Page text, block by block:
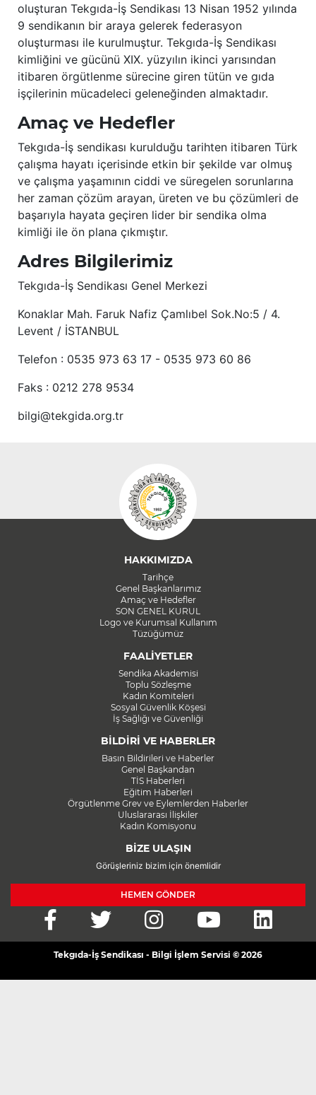
oluşturan Tekgıda-İş Sendikası 13 Nisan 1952 yılında
9 sendikanın bir araya gelerek federasyon
oluşturması ile kurulmuştur. Tekgıda-İş Sendikası
kimliğini ve gücünü XIX. yüzyılın ikinci yarısından
itibaren örgütlenme sürecine giren tütün ve gıda
işçilerinin mücadeleci geleneğinden almaktadır.
Amaç ve Hedefler
Tekgıda-İş sendikası kurulduğu tarihten itibaren Türk
çalışma hayatı içerisinde etkin bir şekilde var olmuş
ve çalışma yaşamının ciddi ve süregelen sorunlarına
her zaman çözüm arayan, üreten ve bu çözümleri de
başarıyla hayata geçiren lider bir sendika olma
kimliği ile ön plana çıkmıştır.
Adres Bilgilerimiz
Tekgıda-İş Sendikası Genel Merkezi
Konaklar Mah. Faruk Nafiz Çamlıbel Sok.No:5 / 4.
Levent / İSTANBUL
Telefon : 0535 973 63 17 - 0535 973 60 86
Faks : 0212 278 9534
bilgi@tekgida.org.tr
HAKKIMIZDA
Tarihçe
Genel Başkanlarımız
Amaç ve Hedefler
SON GENEL KURUL
Logo ve Kurumsal Kullanım
Tüzüğümüz
FAALİYETLER
Sendika Akademisi
Toplu Sözleşme
Kadın Komiteleri
Sosyal Güvenlik Köşesi
İş Sağlığı ve Güvenliği
BİLDİRİ VE HABERLER
Basın Bildirileri ve Haberler
Genel Başkandan
TİS Haberleri
Eğitim Haberleri
Örgütlenme Grev ve Eylemlerden Haberler
Uluslararası İlişkiler
Kadın Komisyonu
BİZE ULAŞIN
Görüşleriniz bizim için önemlidir
HEMEN GÖNDER
Tekgıda-İş Sendikası - Bilgi İşlem Servisi © 2026